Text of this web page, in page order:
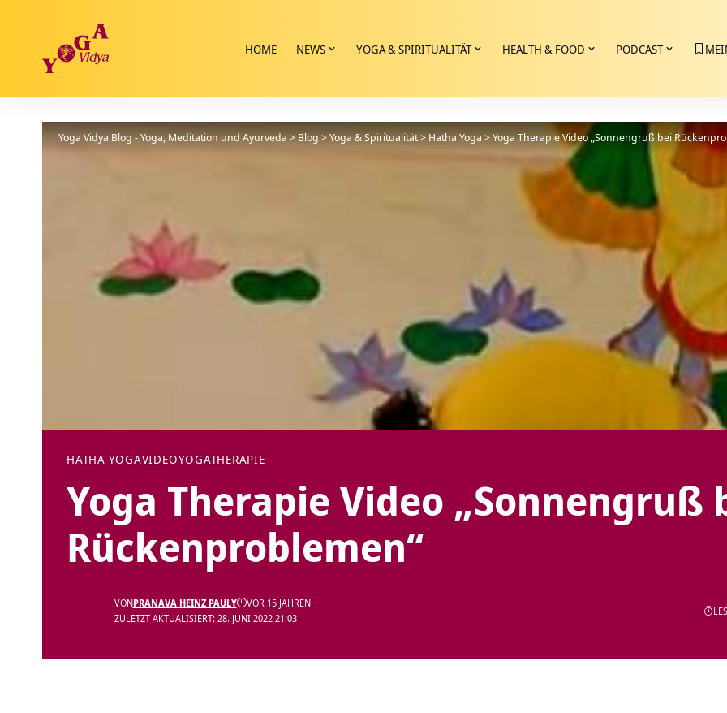
HOME NEWS YOGA & SPIRITUALITÄT HEALTH & FOOD PODCAST
Yoga Vidya Blog - Yoga, Meditation und Ayurveda>Blog>Yoga & Spiritualität>Hatha Yoga>Yoga Therapie Video „Sonnengruß bei
HATHA YOGAVIDEOYOGATHERAPIE
Yoga Therapie Video „Sonnengruß
Rückenproblemen“
ZULETZT AKTUALISIERT: 28. JUNI 2022 21:03
VONPRANAVA HEINZ PAULY VOR 15 JAHREN